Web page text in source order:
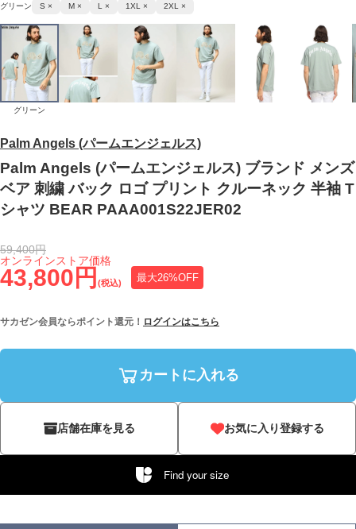
Palm Angels (パームエンジェルス)
Palm Angels (パームエンジェルス) ブランド メンズ
ベア 刺繍 バック ロゴ プリント クルーネック 半袖 T
シャツ BEAR PAAA001S22JER02
43,800円 (税込) 最大26%OFF
オンラインストア価格
59,400円
サカゼン会員ならポイント還元！ ログインはこちら
カートに入れる
店舗在庫を見る お気に入り登録する
Find your size
グリーン
S × M × L × 1XL × 2XL ×
グリーン